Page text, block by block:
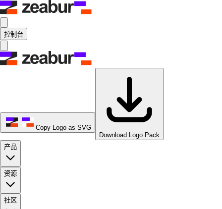
控制台
Copy Logo as SVG
Download Logo Pack
产品
资源
社区